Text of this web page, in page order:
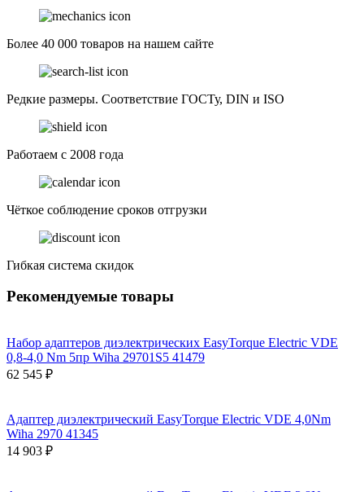
Более 40 000 товаров на нашем сайте
Редкие размеры. Соответствие ГОСТу, DIN и ISO
Работаем с 2008 года
Чёткое соблюдение сроков отгрузки
Гибкая система скидок
Рекомендуемые товары
Набор адаптеров диэлектрических EasyTorque Electric VDE
0,8-4,0 Nm 5пр Wiha 29701S5 41479
62 545 ₽
Адаптер диэлектрический EasyTorque Electric VDE 4,0Nm
Wiha 2970 41345
14 903 ₽